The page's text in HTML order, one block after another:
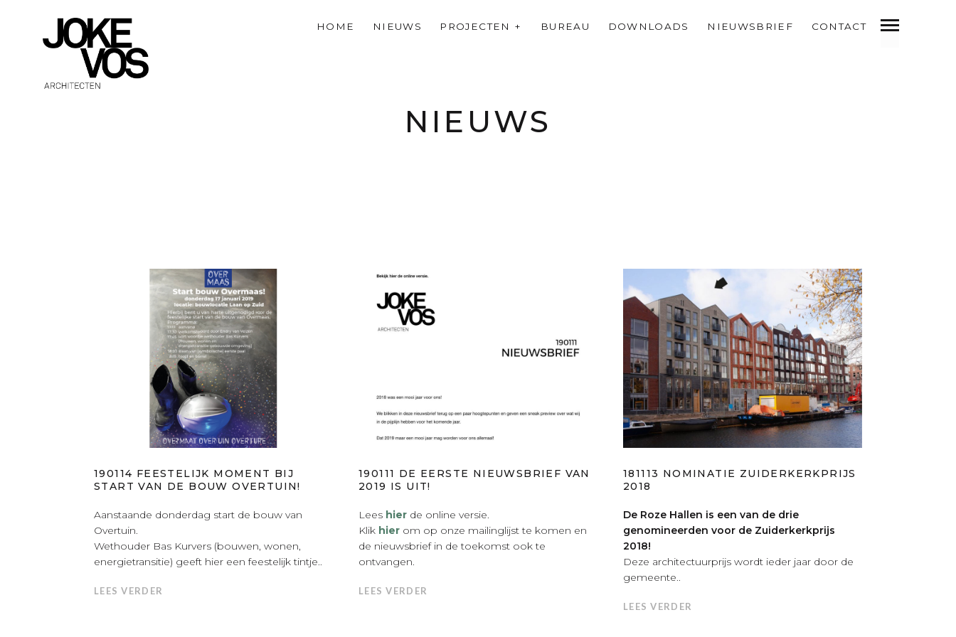
HOME NIEUWS PROJECTEN BUREAU DOWNLOADS NIEUWSBRIEF CONTACT
NIEUWS
190114 FEESTELIJK MOMENT BIJ
START VAN DE BOUW OVERTUIN!
Aanstaande donderdag start de bouw van
Overtuin.
Wethouder Bas Kurvers (bouwen, wonen,
energietransitie) geeft hier een feestelijk tintje..
LEES VERDER
190111 DE EERSTE NIEUWSBRIEF VAN
2019 IS UIT!
Lees hierde online versie.
Klik hierom op onze mailinglijst te komen en
de nieuwsbrief in de toekomst ook te
ontvangen.
LEES VERDER
181113 NOMINATIE ZUIDERKERKPRIJS
2018
De Roze Hallen is een van de drie
genomineerden voor de Zuiderkerkprijs
2018!
Deze architectuurprijs wordt ieder jaar door de
gemeente..
LEES VERDER